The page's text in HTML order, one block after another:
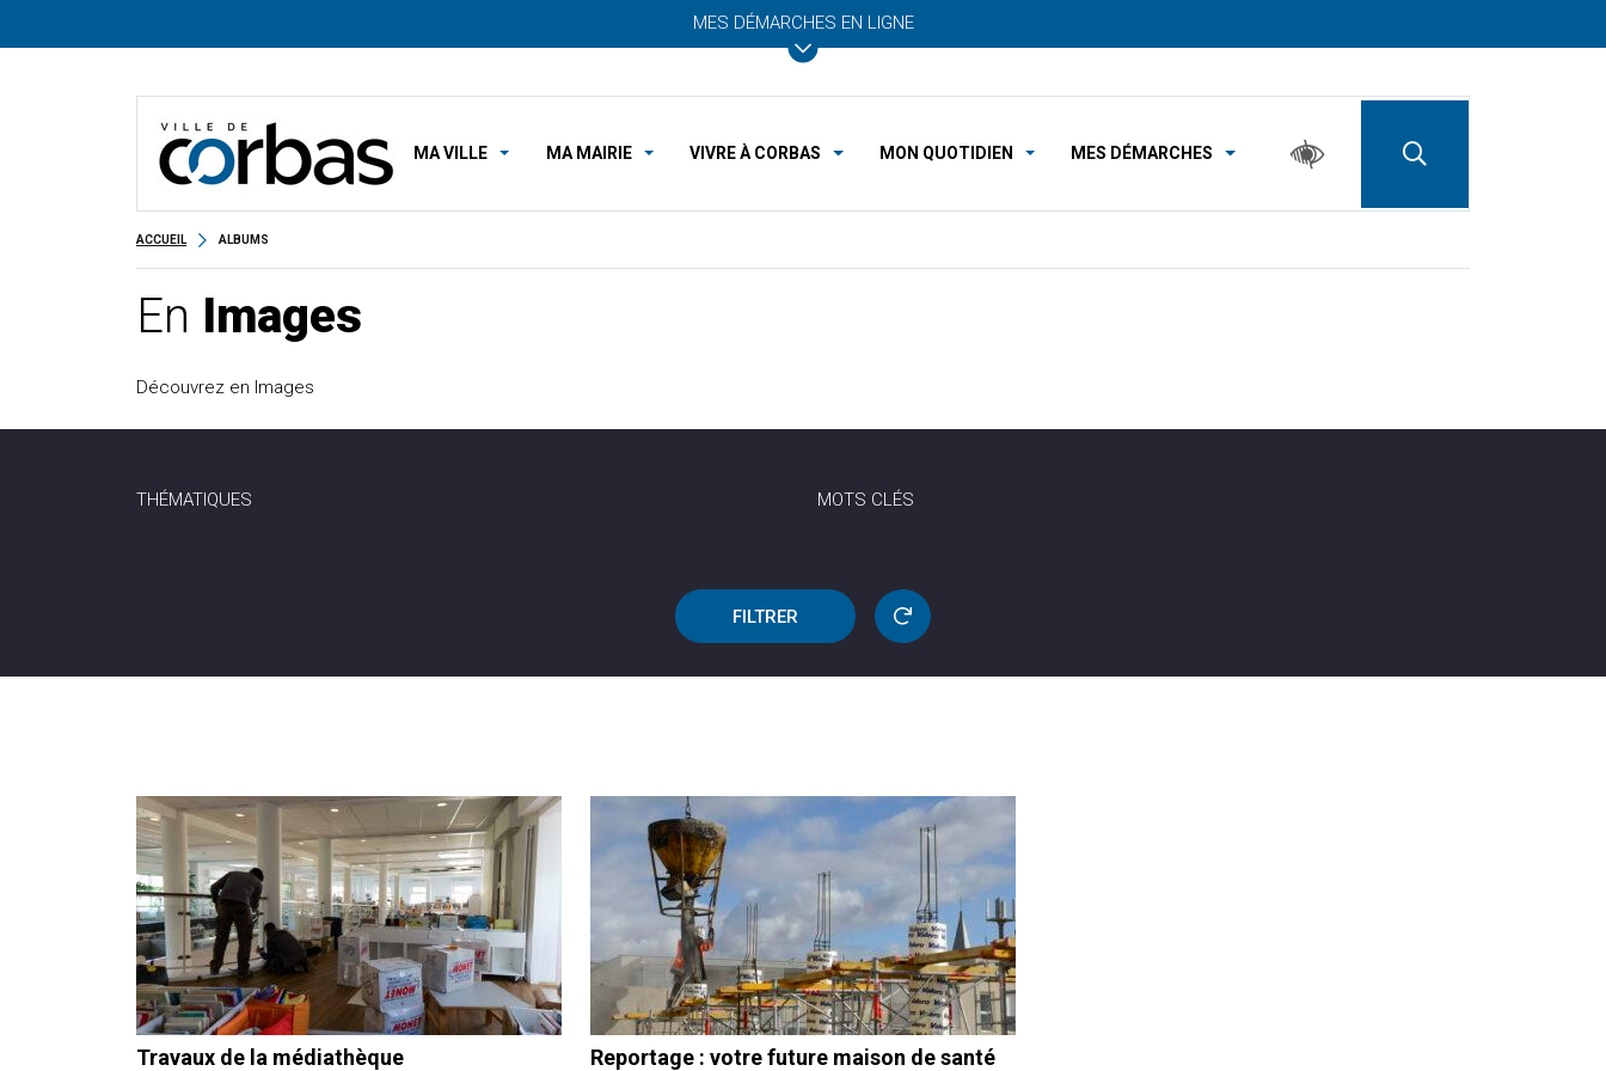
MES DÉMARCHES EN LIGNE
MA VILLE MA MAIRIE VIVRE À CORBAS MON QUOTIDIEN MES DÉMARCHES
ACCUEIL ALBUMS
En Images
Découvrez en Images
THÉMATIQUES MOTS CLÉS
FILTRER
Travaux de la médiathèque
Reportage : votre future maison de santé